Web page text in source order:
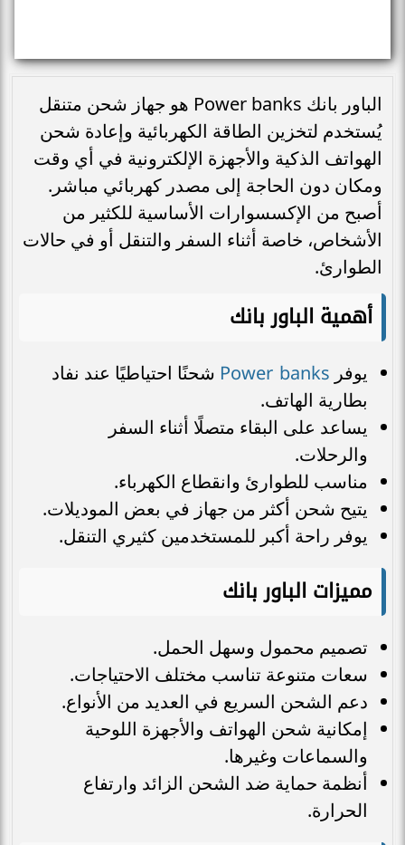
الباور بانك Power banks هو جهاز شحن متنقل
يُستخدم لتخزين الطاقة الكهربائية وإعادة شحن
الهواتف الذكية والأجهزة الإلكترونية في أي وقت
ومكان دون الحاجة إلى مصدر كهربائي مباشر.
أصبح من الإكسسوارات الأساسية للكثير من
الأشخاص، خاصة أثناء السفر والتنقل أو في حالات
الطوارئ.
أهمية الباور بانك
يوفر Power banks شحنًا احتياطيًا عند نفاد
بطارية الهاتف.
يساعد على البقاء متصلًا أثناء السفر
والرحلات.
مناسب للطوارئ وانقطاع الكهرباء.
يتيح شحن أكثر من جهاز في بعض الموديلات.
يوفر راحة أكبر للمستخدمين كثيري التنقل.
مميزات الباور بانك
تصميم محمول وسهل الحمل.
سعات متنوعة تناسب مختلف الاحتياجات.
دعم الشحن السريع في العديد من الأنواع.
إمكانية شحن الهواتف والأجهزة اللوحية
والسماعات وغيرها.
أنظمة حماية ضد الشحن الزائد وارتفاع
الحرارة.